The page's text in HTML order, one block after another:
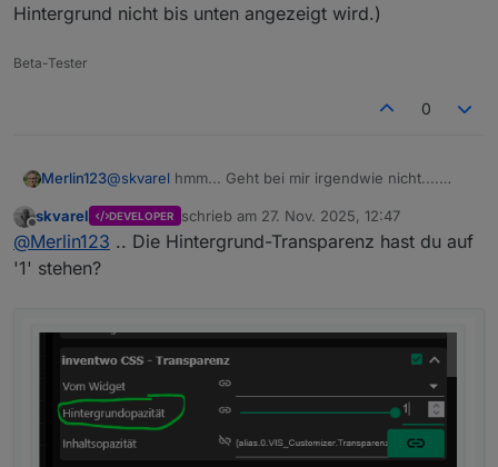
Wichtig, die Transparenz muss natürlich auf '1' stehen
Hintergrund nicht bis unten angezeigt wird.)
Beta-Tester
0
Merlin123@skvarel hmm... Geht bei mir irgendwie nicht....
Android
(Hab das Widget verschoben, da im Editor der
Hintergrund nicht bis unten angezeigt wird.)
Offline
skvarel DEVELOPER schrieb am 27. Nov. 2025, 12:47
zuletzt editiert von
@Merlin123 .. Die Hintergrund-Transparenz hast du auf
'1' stehen?